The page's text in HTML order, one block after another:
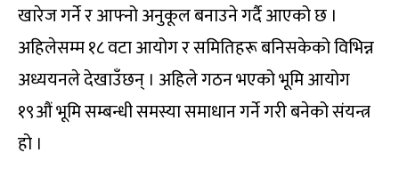
खारेज गर्ने र आफ्नो अनुकूल बनाउने गर्दै आएको छ ।
अहिलेसम्म १८ वटा आयोग र समितिहरू बनिसकेको विभिन्न
अध्ययनले देखाउँछन् । अहिले गठन भएको भूमि आयोग
१९औं भूमि सम्बन्धी समस्या समाधान गर्ने गरी बनेको संयन्त्र
हो ।